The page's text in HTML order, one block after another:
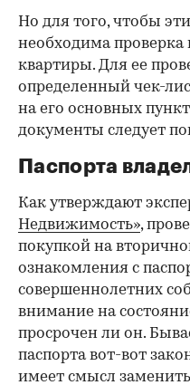
Но для того, чтобы
необходима
квартиры. Для ее
определенный чек-
на его основных
документы следует
Паспорта
Как утверждают
Недвижимость»,
покупкой на
ознакомления с
совершеннолетних
внимание на
просрочен ли он.
паспорта вот-вот
имеет смысл